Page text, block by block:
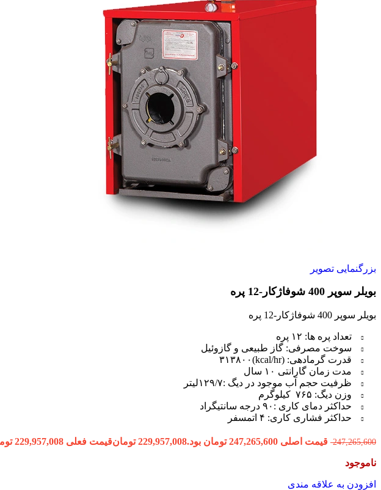
بزرگنمایی تصویر
بویلر سوپر 400 شوفاژکار-12 پره
بویلر سوپر 400 شوفاژکار-12 پره
تعداد پره ها: ۱۲ پره
سوخت مصرفی: گاز طبیعی و گازوئیل
قدرت گرمادهی: (kcal/hr)۳۱۳۸۰۰
مدت زمان گارانتی ۱۰ سال
ظرفیت حجم آب موجود در دیگ :۱۲۹/۷لیتر
وزن دیگ: ۷۶۵ کیلوگرم
حداکثر دمای کاری :۹۰ درجه سانتیگراد
حداکثر فشاری کاری: ۴ اتمسفر
247,265,600 قیمت اصلی 247,265,600 تومان بود. 229,957,008 تومانقیمت فعلی 229,957,008 تومان است.
ناموجود
افزودن به علاقه مندی